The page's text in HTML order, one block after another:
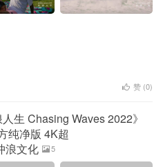
赞 (0)
生 Chasing Waves 2022》
纯净版 4K超
浪文化
5